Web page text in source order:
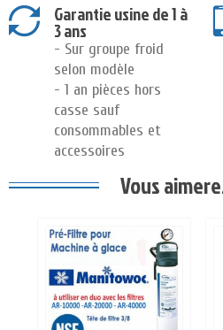
Garantie usine de 1 à
3 ans
- Sur groupe froid
selon modèle
- 1 an pièces hors
casse sauf
consommables et
accessoires
Vous